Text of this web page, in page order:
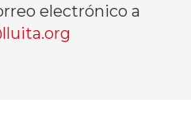
electrónico a